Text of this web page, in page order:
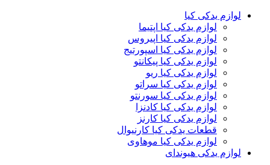
لوازم یدکی کیا
لوازم یدکی کیا اپتیما
لوازم یدکی کیا اپیروس
لوازم یدکی کیا اسپورتیج
لوازم یدکی کیا پیکانتو
لوازم یدکی کیا ریو
لوازم یدکی کیا سراتو
لوازم یدکی کیا سورنتو
لوازم یدکی کیا کادنزا
لوازم یدکی کیا کارنز
قطعات یدکی کیا کارنیوال
لوازم یدکی کیا موهاوی
لوازم یدکی هیوندای